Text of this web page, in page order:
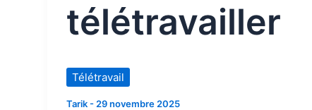
télétravailler
Télétravail
Tarik- 29 novembre 2025